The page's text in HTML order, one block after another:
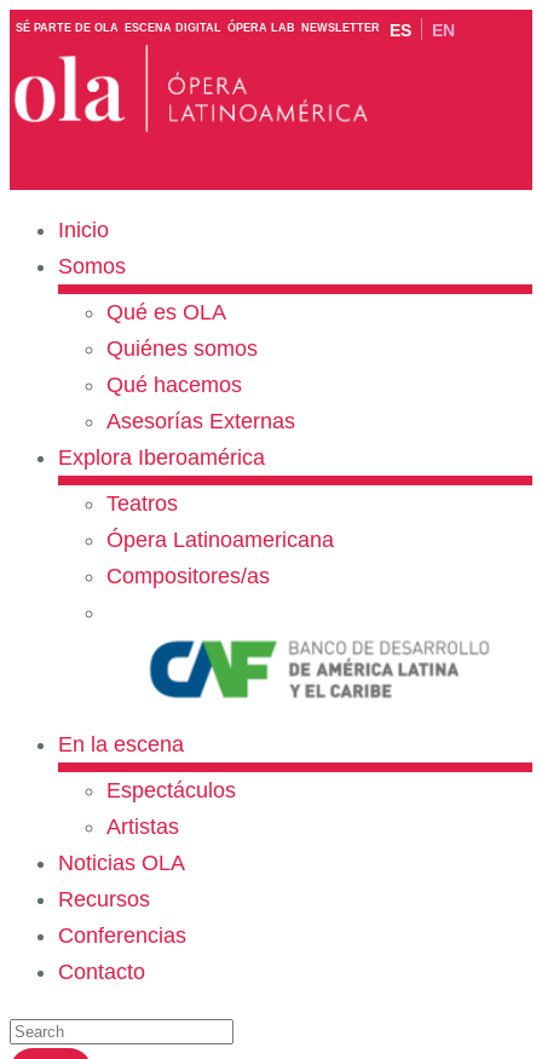
SÉ PARTE DE OLA ESCENA DIGITAL ÓPERA LAB NEWSLETTER ES EN
Inicio
Somos
Qué es OLA
Quiénes somos
Qué hacemos
Asesorías Externas
Explora Iberoamérica
Teatros
Ópera Latinoamericana
Compositores/as
En la escena
Espectáculos
Artistas
Noticias OLA
Recursos
Conferencias
Contacto